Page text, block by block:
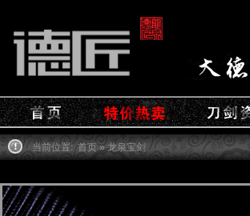
当前位置: 首页» 龙泉宝剑